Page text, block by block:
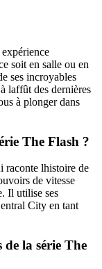
soit en salle ou en
ses incroyables
laffût des dernières
à plonger dans
The Flash ?
raconte lhistoire de
de vitesse
Il utilise ses
City en tant
la série The